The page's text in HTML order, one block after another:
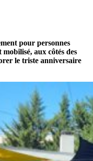
pour personnes
mobilisé, aux côtés des
le triste anniversaire